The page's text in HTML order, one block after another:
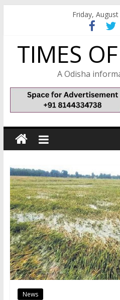
Friday,
TIMES
A Odisha
News